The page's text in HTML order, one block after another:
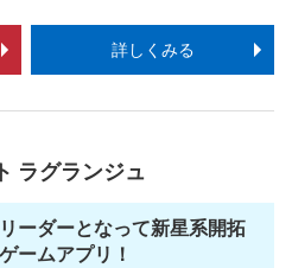
詳しくみる
ラグランジュ
ーダーとなって新星系開拓
ームアプリ！